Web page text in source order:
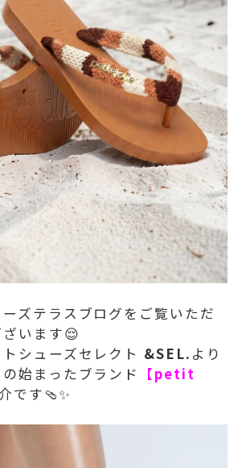
ズテラスブログをご覧いただ
います😌
シューズセレクト &SEL. より
始まったブランド
【petit
です🩴✨